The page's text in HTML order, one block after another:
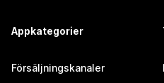
Appkategorier
Försäljningskanaler